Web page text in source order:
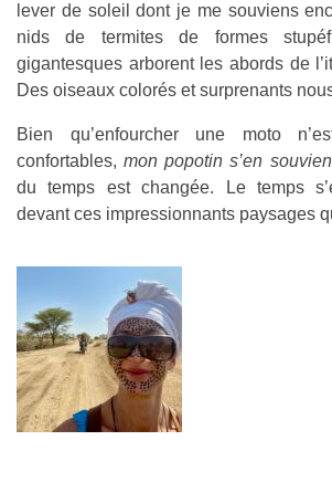
lever de soleil dont je me souviens
nids de termites de formes
gigantesques arborent les abords de
Des oiseaux colorés et surprenants
Bien qu’enfourcher une moto
confortables,mon popotin s’en
du temps est changée. Le temps
devant ces impressionnants paysages